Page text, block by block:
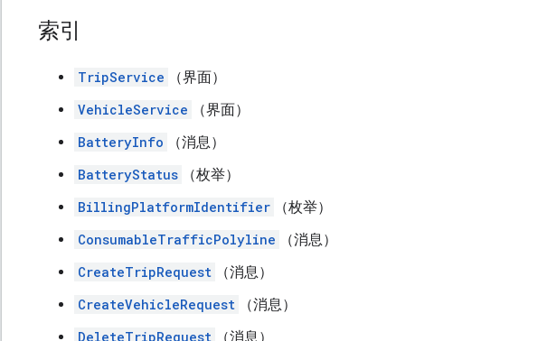
索引
TripService
（界面）
VehicleService
（界面）
BatteryInfo
（消息）
BatteryStatus
（枚举）
BillingPlatformIdentifier
（枚举）
ConsumableTrafficPolyline
（消息）
CreateTripRequest
（消息）
CreateVehicleRequest
（消息）
DeleteTripRequest
（消息）